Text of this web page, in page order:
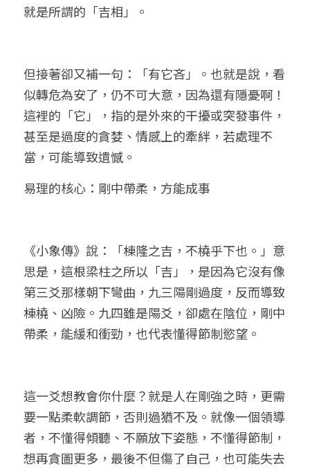
就是所謂的「吉相」。
但接著卻又補一句：「有它吝」。也就是說，看
似轉危為安了，仍不可大意，因為還有隱憂啊！
這裡的「它」，指的是外來的干擾或突發事件，
甚至是過度的貪婪、情感上的牽絆，若處理不
當，可能導致遺憾。
易理的核心：剛中帶柔，方能成事
《小象傳》說：「棟隆之吉，不橈乎下也。」意
思是，這根梁柱之所以「吉」，是因為它沒有像
第三爻那樣朝下彎曲，九三陽剛過度，反而導致
棟橈、凶險。九四雖是陽爻，卻處在陰位，剛中
帶柔，能緩和衝勁，也代表懂得節制慾望。
這一爻想教會你什麼？就是人在剛強之時，更需
要一點柔軟調節，否則過猶不及。就像一個領導
者，不懂得傾聽、不願放下姿態，不懂得節制，
想再貪圖更多，最後不但傷了自己，也可能失去